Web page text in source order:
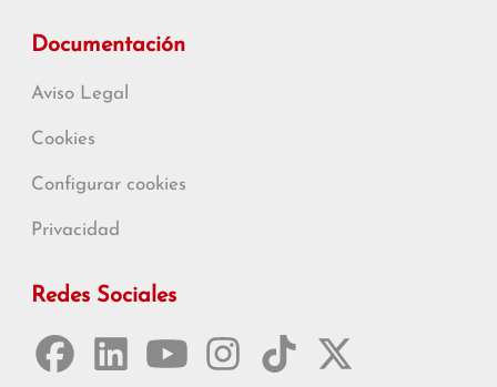
Documentación
Aviso Legal
Cookies
Configurar cookies
Privacidad
Redes Sociales